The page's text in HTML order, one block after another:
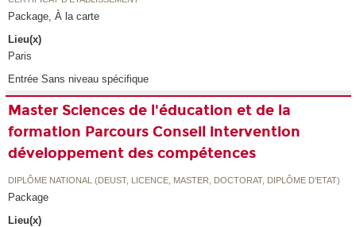
Package, À la carte
Lieu(x)
Paris
Entrée Sans niveau spécifique
Master Sciences de l'éducation et de la
formation Parcours Conseil intervention
développement des compétences
DIPLÔME NATIONAL (DEUST, LICENCE, MASTER, DOCTORAT, DIPLÔME D'ETAT)
Package
Lieu(x)